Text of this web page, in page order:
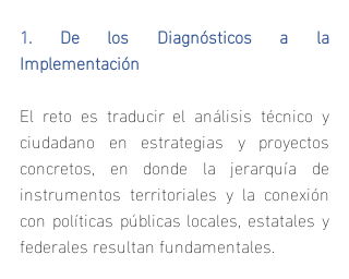
1. De los Diagnósticos a la
Implementación
El reto es traducir el análisis técnico y
ciudadano en estrategias y proyectos
concretos, en donde la jerarquía de
instrumentos territoriales y la conexión
con políticas públicas locales, estatales y
federales resultan fundamentales.